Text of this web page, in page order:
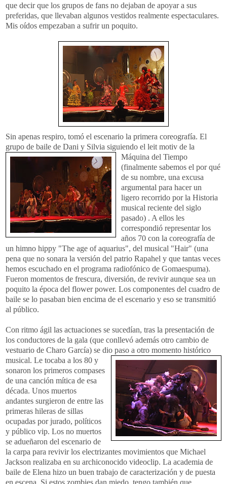
que decir que los grupos de fans no dejaban de apoyar a sus
preferidas, que llevaban algunos vestidos realmente espectaculares.
Mis oídos empezaban a sufrir un poquito.
Sin apenas respiro, tomó el escenario la primera coreografía. El
grupo de baile de Dani y Silvia siguiendo el leit motiv de la
Máquina del Tiempo
(finalmente sabemos el por qué
de su nombre, una excusa
argumental para hacer un
ligero recorrido por la Historia
musical reciente del siglo
pasado) . A ellos les
correspondió representar los
años 70 con la coreografía de
un himno hippy "The age of aquarius", del musical "Hair" (una
pena que no sonara la versión del patrio Rapahel y que tantas veces
hemos escuchado en el programa radiofónico de Gomaespuma).
Fueron momentos de frescura, diversión, de revivir aunque sea un
poquito la época del flower power. Los componentes del cuadro de
baile se lo pasaban bien encima de el escenario y eso se transmitió
al público.
Con ritmo ágil las actuaciones se sucedían, tras la presentación de
los conductores de la gala (que conllevó además otro cambio de
vestuario de Charo García) se dio paso a otro momento histórico
musical. Le tocaba a los 80 y
sonaron los primeros compases
de una canción mítica de esa
década. Unos muertos
andantes surgieron de entre las
primeras hileras de sillas
ocupadas por jurado, políticos
y público vip. Los no muertos
se adueñaron del escenario de
la carpa para revivir los electrizantes movimientos que Michael
Jackson realizaba en su archiconocido videoclip. La academia de
baile de Elena hizo un buen trabajo de caracterización y de puesta
en escena. Si estos zombies dan miedo, tengo también que